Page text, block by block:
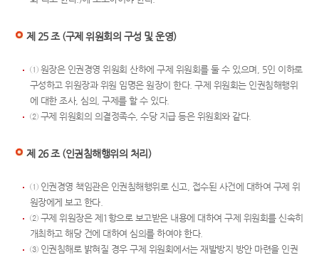
제 25 조 (구제 위원회의 구성 및 운영)
① 원장은 인권경영 위원회 산하에 구제 위원회를 둘 수 있으며, 5인 이하로
구성하고 위원장과 위원 임명은 원장이 한다. 구제 위원회는 인권침해행위
에 대한 조사, 심의, 구제를 할 수 있다.
② 구제 위원회의 의결정족수, 수당 지급 등은 위원회와 같다.
제 26 조 (인권침해행위의 처리)
① 인권경영 책임관은 인권침해행위로 신고, 접수된 사건에 대하여 구제 위
원장에게 보고 한다.
② 구제 위원장은 제1항으로 보고받은 내용에 대하여 구제 위원회를 신속히
개최하고 해당 건에 대하여 심의를 하여야 한다.
③ 인권침해로 밝혀질 경우 구제 위원회에서는 재발방지 방안 마련을 인권